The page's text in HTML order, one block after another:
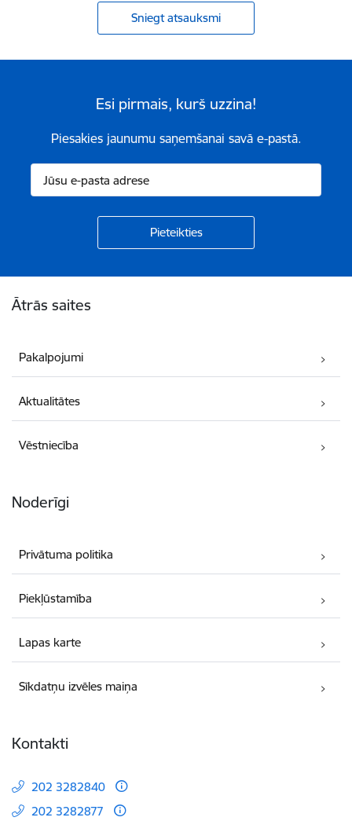
Sniegt atsauksmi
Esi pirmais, kurš uzzina!
Piesakies jaunumu saņemšanai savā e-pastā.
Ātrās saites
Pakalpojumi
Aktualitātes
Vēstniecība
Noderīgi
Privātuma politika
Piekļūstamība
Lapas karte
Sīkdatņu izvēles maiņa
Kontakti
202 3282840
202 3282877